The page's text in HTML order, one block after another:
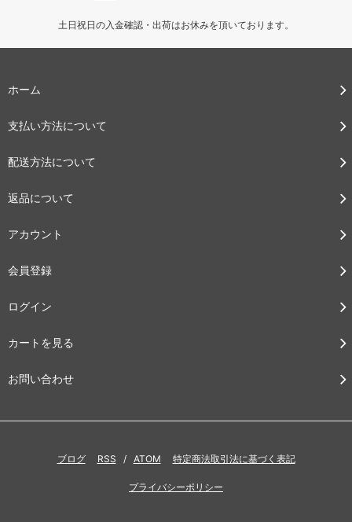
土日祝日の入金確認・出荷はお休みを頂いております。
ホーム
支払い方法について
配送方法について
返品について
アカウント
会員登録
ログイン
カートを見る
お問い合わせ
ブログ RSS / ATOM 特定商法取引法に基づく表記
プライバシーポリシー